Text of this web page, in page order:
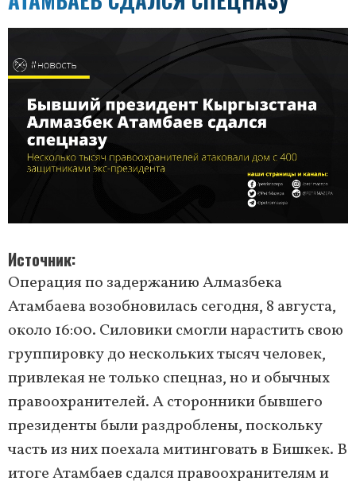
Источник
Операция по задержанию Алмазбека
Атамбаева возобновилась сегодня, 8 августа,
около 16:00. Силовики смогли нарастить свою
группировку до нескольких тысяч человек,
привлекая не только спецназ, но и обычных
правоохранителей. А сторонники бывшего
президенты были раздроблены, поскольку
часть из них поехала митинговать в Бишкек. В
итоге Атамбаев сдался правоохранителям и